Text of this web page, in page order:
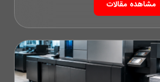
مشاهده مقالات